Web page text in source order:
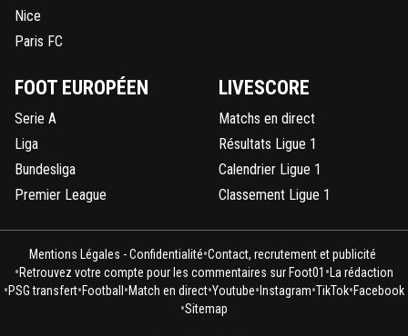
Nice
Paris FC
FOOT EUROPÉEN
Serie A
Liga
Bundesliga
Premier League
LIVESCORE
Matchs en direct
Résultats Ligue 1
Calendrier Ligue 1
Classement Ligue 1
Mentions Légales - Confidentialité•Contact, recrutement et publicité
•Retrouvez votre compte pour les commentaires sur Foot01 • La rédaction
•PSG transfert•Football •Match en direct•Youtube• Instagram•TikTok•Facebook
•Sitemap